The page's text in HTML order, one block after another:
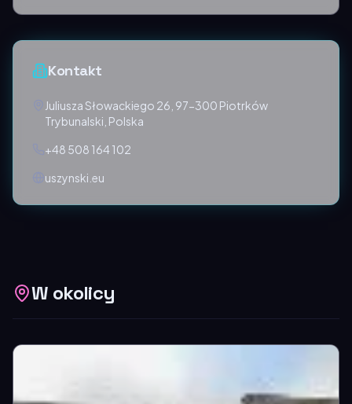
Kontakt
Juliusza Słowackiego 26, 97-300 Piotrków
Trybunalski, Polska
+48 508 164 102
uszynski.eu
W okolicy